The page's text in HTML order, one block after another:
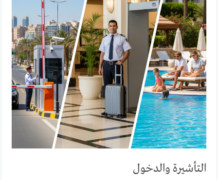
التأشيرة والدخول